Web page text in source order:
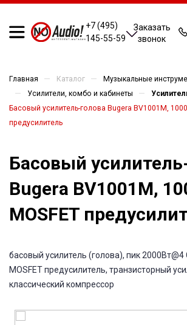
+7 (495)
145-55-59
Заказать
звонок
Главная — Каталог — Музыкальные
— Усилители, комбо и кабинеты —
Басовый усилитель-голова Bugera BV1001M,
предусилитель
Басовый
Bugera BV1001M,
MOSFET
басовый усилитель (голова), пик
MOSFET предусилитель, транзисторный
классический компрессор